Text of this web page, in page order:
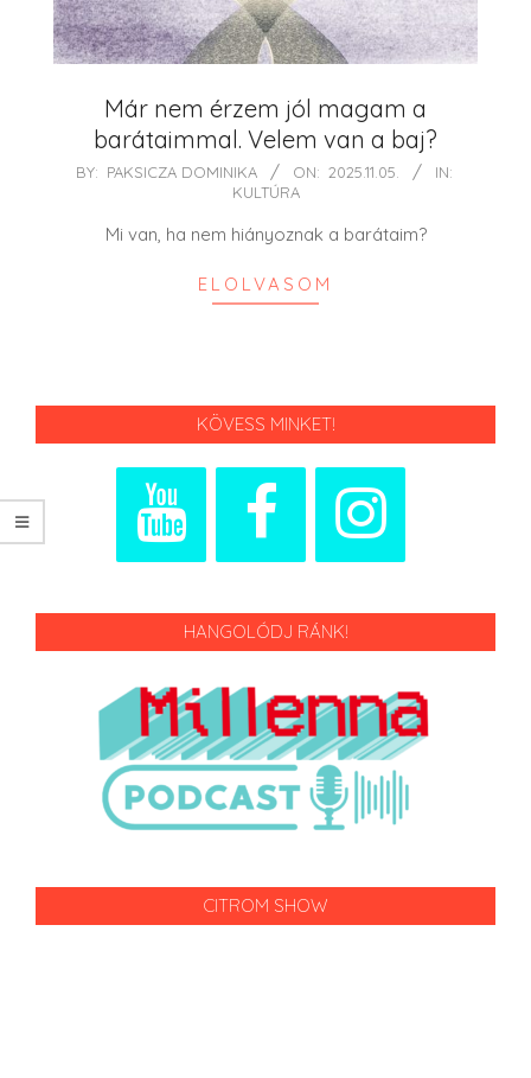
Már nem érzem jól magam a
barátaimmal. Velem van a baj?
2025-
BY: PAKSICZA DOMINIKA ON: 2025.11.05.
IN:
KULTÚRA
Mi van, ha nem hiányoznak a barátaim?
ELOLVASOM
KÖVESS MINKET!
HANGOLÓDJ RÁNK!
CITROM SHOW